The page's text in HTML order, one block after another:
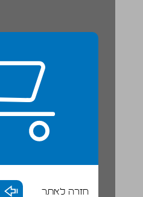
חזרה לאתר